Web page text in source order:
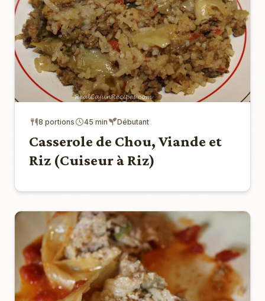
8 portions 45 min Débutant
Casserole de Chou, Viande et
Riz (Cuiseur à Riz)